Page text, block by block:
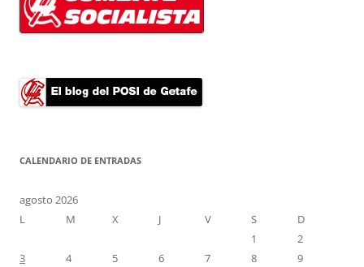
CALENDARIO DE ENTRADAS
agosto 2026
L
M X J V S
D
1
2
3
4 5 6 7 8
9